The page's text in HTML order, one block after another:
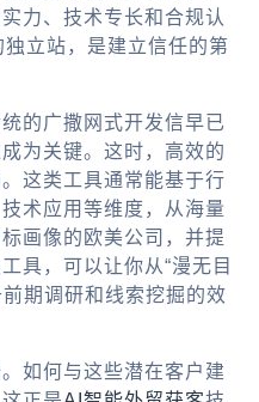
力、技术专长和合规认
立站，是建立信任的第
的广撒网式开发信早已
为关键。这时，高效的
这类工具通常能基于行
术应用等维度，从海量
画像的欧美公司，并提
具，可以让你从“漫无目
前期调研和线索挖掘的效
如何与这些潜在客户建